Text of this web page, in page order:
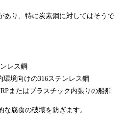
あり、特に炭素鋼に対してはそうで
レス鋼
境向けの316ステンレス鋼
またはプラスチック内張りの船舶
腐食の破壊を防ぎます。